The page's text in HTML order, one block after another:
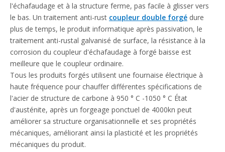
l'échafaudage et à la structure ferme, pas facile à glisser vers
le bas. Un traitement anti-rust coupleur double forgé dure
plus de temps, le produit informatique après passivation, le
traitement anti-rustal galvanisé de surface, la résistance à la
corrosion du coupleur d'échafaudage à forgé baisse est
meilleure que le coupleur ordinaire.
Tous les produits forgés utilisent une fournaise électrique à
haute fréquence pour chauffer différentes spécifications de
l'acier de structure de carbone à 950 ° C -1050 ° C État
d'austénite, après un forgeage ponctuel de 4000kn peut
améliorer sa structure organisationnelle et ses propriétés
mécaniques, améliorant ainsi la plasticité et les propriétés
mécaniques du produit.